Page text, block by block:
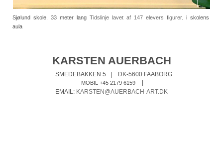
Sjølund skole. 33 meter lang Tidslinje lavet af 147 elevers figurer. i skolens
aula
KARSTEN AUERBACH
SMEDEBAKKEN 5 DK-5600 FAABORG
MOBIL +45 2179 6159
EMAIL: KARSTEN@AUERBACH-ART.DK